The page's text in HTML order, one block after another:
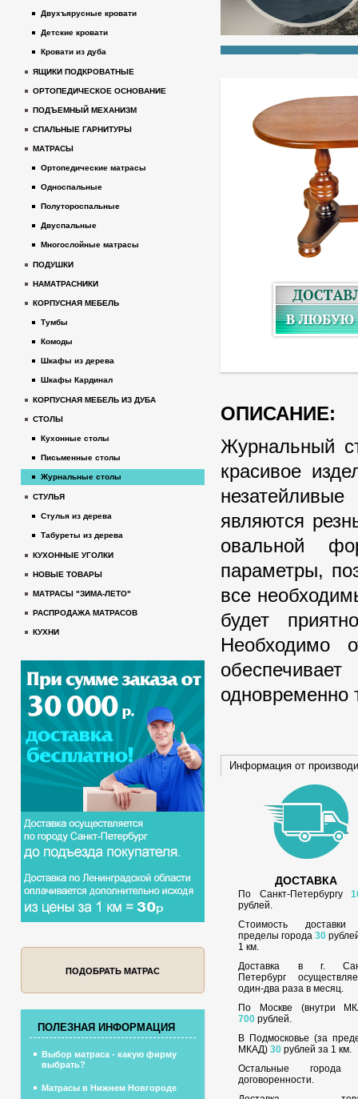
ОПИСАНИЕ:
Журнальный
красивое
являются
овальной
параметры,
все
будет
Необходимо
одновременно
Информация от
ДОСТАВКА
По Санкт-Петербургу
рублей.
Стоимость
пределы города30
1 км.
Доставка в г.
Петербург
один-два раза в месяц.
По Москве (внутри
700 рублей.
В Подмосковье (за
МКАД)30 рублей за 1 км.
Остальные города
договоренности.
Двухъярусные кровати
Детские кровати
Кровати из дуба
ЯЩИКИ ПОДКРОВАТНЫЕ
ОРТОПЕДИЧЕСКОЕ ОСНОВАНИЕ
ПОДЪЕМНЫЙ МЕХАНИЗМ
СПАЛЬНЫЕ ГАРНИТУРЫ
МАТРАСЫ
Ортопедические матрасы
Односпальные
Полутороспальные
Двуспальные
Многослойные матрасы
ПОДУШКИ
НАМАТРАСНИКИ
КОРПУСНАЯ МЕБЕЛЬ
Тумбы
Комоды
Шкафы из дерева
Шкафы Кардинал
КОРПУСНАЯ МЕБЕЛЬ ИЗ ДУБА
СТОЛЫ
Кухонные столы
Письменные столы
Журнальные столы
СТУЛЬЯ
Стулья из дерева
Табуреты из дерева
КУХОННЫЕ УГОЛКИ
НОВЫЕ ТОВАРЫ
МАТРАСЫ "ЗИМА-ЛЕТО"
РАСПРОДАЖА МАТРАСОВ
КУХНИ
ПОДОБРАТЬ МАТРАС
ПОЛЕЗНАЯ ИНФОРМАЦИЯ
Выбор матраса - какую фирму
выбрать?
Матрасы в Нижнем Новгороде